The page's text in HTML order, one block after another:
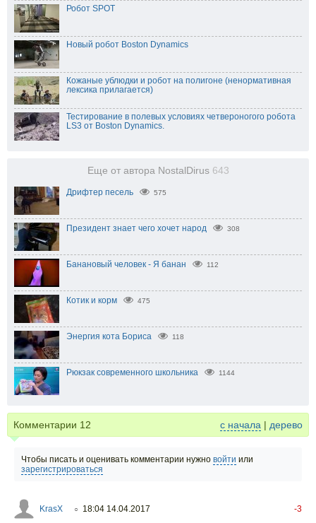
Робот SPOT
Новый робот Boston Dynamics
Кожаные ублюдки и робот на полигоне (ненормативная
лексика прилагается)
Тестирование в полевых условиях четвероногого робота
LS3 от Boston Dynamics.
Еще от автора NostalDirus 643
Дрифтер песель 575
Президент знает чего хочет народ 308
Банановый человек - Я банан 112
Котик и корм 475
Энергия кота Бориса 118
Рюкзак современного школьника 1144
Комментарии 12 с начала | дерево
Чтобы писать и оценивать комментарии нужно войти или
зарегистрироваться
KrasX ○ 18:04 14.04.2017
-3